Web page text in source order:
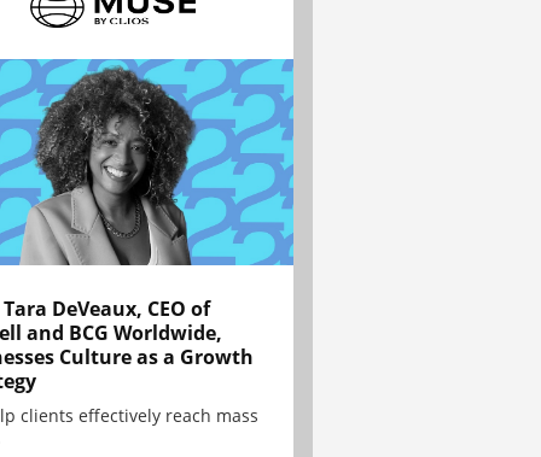
DeVeaux, CEO of
and BCG Worldwide,
Culture as a Growth
clients effectively reach mass